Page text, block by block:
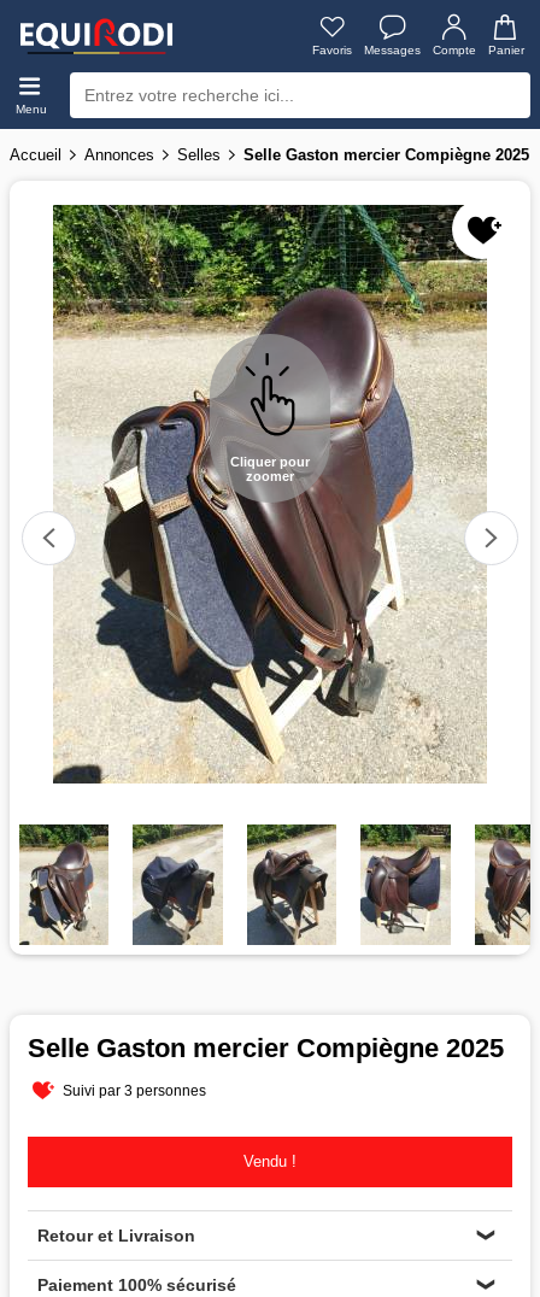
Favoris Messages Compte Panier
Menu
Accueil Annonces Selles Selle Gaston mercier Compiègne 2025
Cliquer pour
zoomer
Selle Gaston mercier Compiègne 2025
Suivi par 3 personnes
Vendu !
Retour et Livraison ❯
Paiement 100% sécurisé ❯